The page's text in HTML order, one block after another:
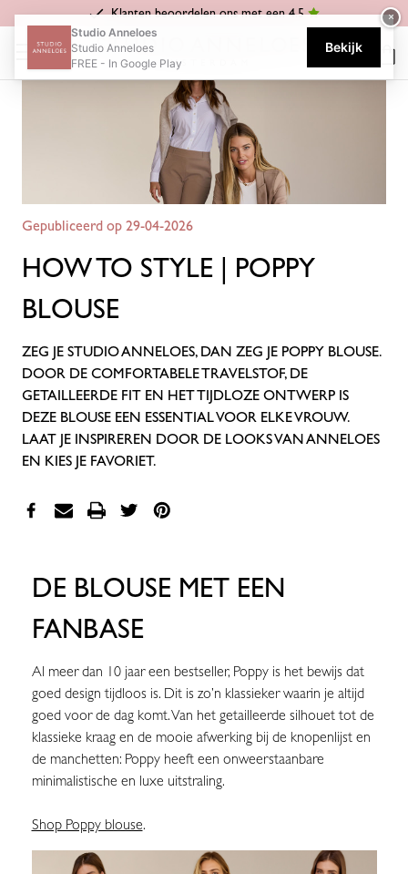
Klanten beoordelen ons met een 4.5
Home Blog How to style | Poppy blouse
Gepubliceerd op 29-04-2026
HOW TO STYLE | POPPY
BLOUSE
ZEG JE STUDIO ANNELOES, DAN ZEG JE POPPY BLOUSE.
DOOR DE COMFORTABELE TRAVELSTOF, DE
GETAILLEERDE FIT EN HET TIJDLOZE ONTWERP IS
DEZE BLOUSE EEN ESSENTIAL VOOR ELKE VROUW.
LAAT JE INSPIREREN DOOR DE LOOKS VAN ANNELOES
EN KIES JE FAVORIET.
DE BLOUSE MET EEN
FANBASE
Al meer dan 10 jaar een bestseller, Poppy is het bewijs dat
goed design tijdloos is. Dit is zo’n klassieker waarin je altijd
goed voor de dag komt. Van het getailleerde silhouet tot de
klassieke kraag en de mooie afwerking bij de knopenlijst en
de manchetten: Poppy heeft een onweerstaanbare
minimalistische en luxe uitstraling.
Shop Poppy blouse.
×
Studio Anneloes
Studio Anneloes
FREE - In Google Play
Bekijk